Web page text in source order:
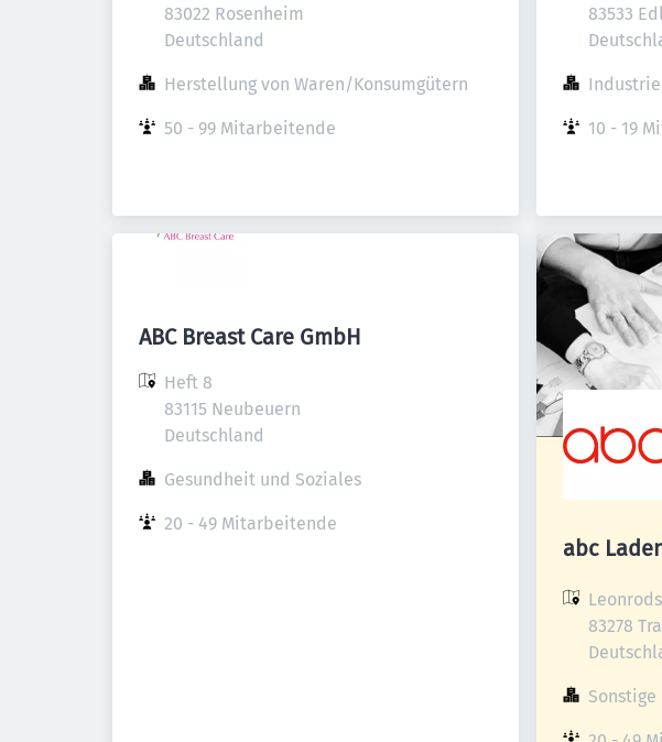
83022 Rosenheim
Deutschland
Herstellung von Waren/Konsumgütern
50 - 99 Mitarbeitende
83533
10 - 19
ABC Breast Care GmbH
Heft 8
83115 Neubeuern
Deutschland
Gesundheit und Soziales
20 - 49 Mitarbeitende
abc
83278
Sonstige